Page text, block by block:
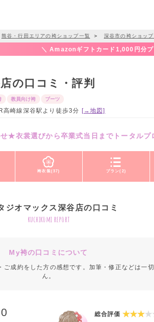
熊谷・行田エリアの袴ショップ一覧 ＞ 深谷市の袴ショップ
＼ Amazonギフトカード1,000円分プ
の口コミ・評判
教員向け袴 ブーツ
崎線深谷駅より徒歩3分 [→地図]
★衣裳選びから卒業式当日までトータル
袴衣装(37) プラン(2)
ジオマックス深谷店の口コミ
kuchikomi report
My袴の口コミについて
成約をした方の感想です。加筆・修正などは一
ん。
総合評価